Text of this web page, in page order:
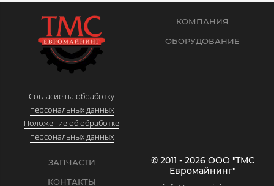
Согласие на обработку
персональных данных
Положение об обработке
персональных данных
КОМПАНИЯ
ОБОРУДОВАНИЕ
ЗАПЧАСТИ
КОНТАКТЫ
© 2011 - 2026 ООО "ТМС
Евромайнинг"